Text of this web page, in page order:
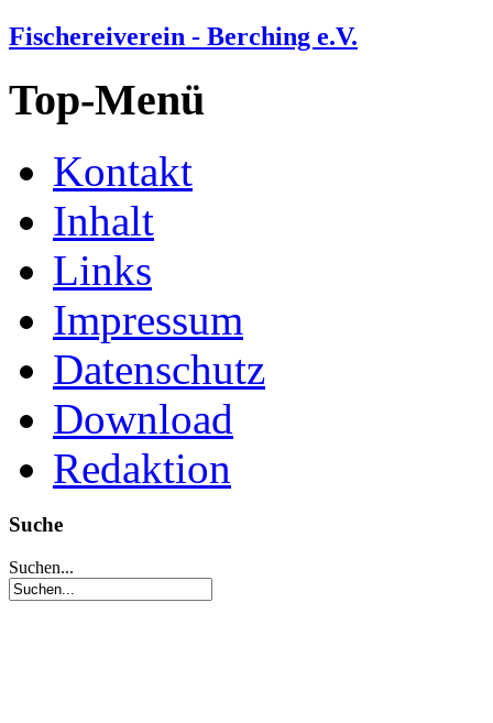
Fischereiverein - Berching e.V.
Top-Menü
Kontakt
Inhalt
Links
Impressum
Datenschutz
Download
Redaktion
Suche
Suchen...